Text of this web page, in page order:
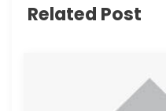
Related Post